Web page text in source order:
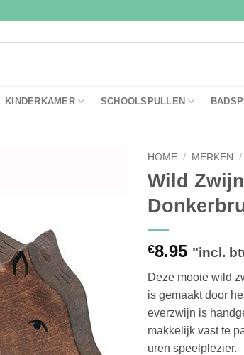
KINDERKAMER SCHOOLSPULLEN
HOME / MERKEN /
Wild
€8.95 "incl.
Deze mooie wild
is gemaakt door
everzwijn is
makkelijk vast te
uren speelplezier.